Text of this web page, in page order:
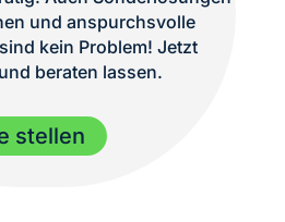
und anspurchsvolle
kein Problem! Jetzt
beraten lassen.
stellen